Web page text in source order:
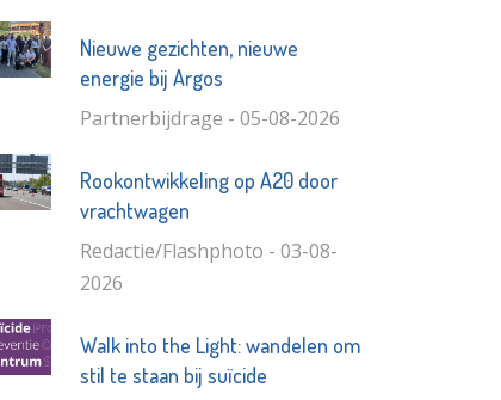
Nieuwe gezichten, nieuwe
energie bij Argos
Partnerbijdrage - 05-08-2026
Rookontwikkeling op A20 door
vrachtwagen
Redactie/Flashphoto - 03-08-
2026
Walk into the Light: wandelen om
stil te staan bij suïcide